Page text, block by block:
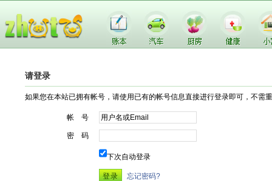
请登录
如果您在本站已拥有帐号，请使用已有的帐号信息直接进行登录即可，不需
帐 号
密 码
下次自动登录
忘记密码?